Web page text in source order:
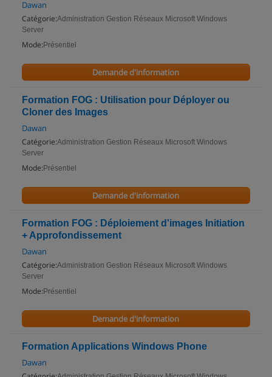
Dawan
Catégorie:Administration Gestion Réseaux Microsoft Windows
Server
Mode: Présentiel
Demande d'information
Formation FOG : Utilisation pour Déployer ou
Cloner des Images
Dawan
Catégorie:Administration Gestion Réseaux Microsoft Windows
Server
Mode: Présentiel
Demande d'information
Formation FOG : Déploiement d'images Initiation
+ Approfondissement
Dawan
Catégorie:Administration Gestion Réseaux Microsoft Windows
Server
Mode: Présentiel
Demande d'information
Formation Applications Windows Phone
Dawan